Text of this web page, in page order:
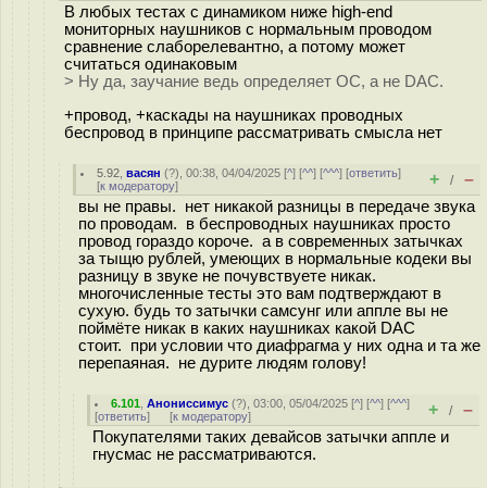
В любых тестах с динамиком ниже high-end
мониторных наушников с нормальным проводом
сравнение слаборелевантно, а потому может
считаться одинаковым
> Ну да, заучание ведь определяет ОС, а не DAC.
+провод, +каскады на наушниках проводных
беспровод в принципе рассматривать смысла нет
5.92 ,васян (?), 00:38, 04/04/2025 [^] [^^] [^^^] [ответить]
[к модератору] + / –
вы не правы. нет никакой разницы в передаче звука
по проводам. в беспроводных наушниках просто
провод гораздо короче. а в современных затычках
за тыщю рублей, умеющих в нормальные кодеки вы
разницу в звуке не почувствуете никак.
многочисленные тесты это вам подтверждают в
сухую. будь то затычки самсунг или аппле вы не
поймёте никак в каких наушниках какой DAC
стоит. при условии что диафрагма у них одна и та же
перепаяная. не дурите людям голову!
6.101 ,Анониссимус (?), 03:00, 05/04/2025 [^] [^^] [^^^]
[ответить] [к модератору] + / –
Покупателями таких девайсов затычки аппле и
гнусмас не рассматриваются.